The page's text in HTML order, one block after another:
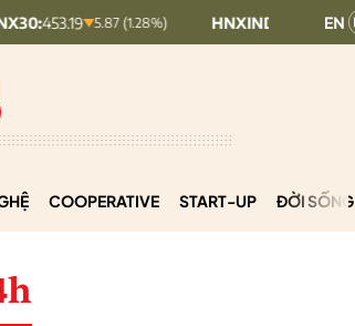
5.87 (1.28%) HNXINDEX: 292.64 8.56 (2.84%)
COOPERATIVE START-UP ĐỜI SỐNG